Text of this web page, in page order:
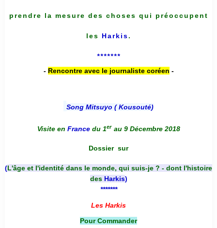
prendre la mesure des choses qui préoccupent
les Harkis.
*******
- Rencontre avec le journaliste coréen -
Song Mitsuyo ( Kousouté)
Visite en France du 1er au 9 Décembre 2018
Dossier sur
(L'âge et l'identité dans le monde, qui suis-je ? - dont l'histoire
des Harkis)
*******
Les Harkis
Pour Commander